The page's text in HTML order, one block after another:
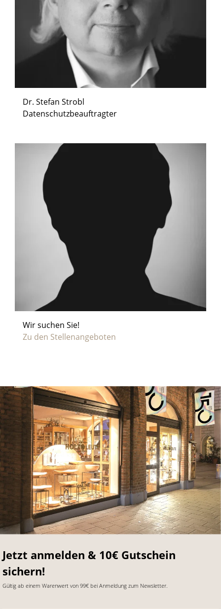
Dr. Stefan Strobl
Datenschutzbeauftragter
Wir suchen Sie!
Zu den Stellenangeboten
Jetzt anmelden & 10€ Gutschein
sichern!
Gültig ab einem Warenwert von 99€ bei Anmeldung zum Newsletter.